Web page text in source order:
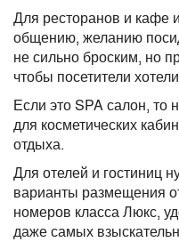
Для ресторанов и кафе
общению, желанию
не сильно броским, но
чтобы посетители
Если это SPA салон, то
для косметических
отдыха.
Для отелей и гостиниц
варианты размещения
номеров класса Люкс,
даже самых